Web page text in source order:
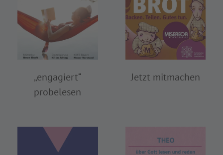
„engagiert“
probelesen
Jetzt mitmachen